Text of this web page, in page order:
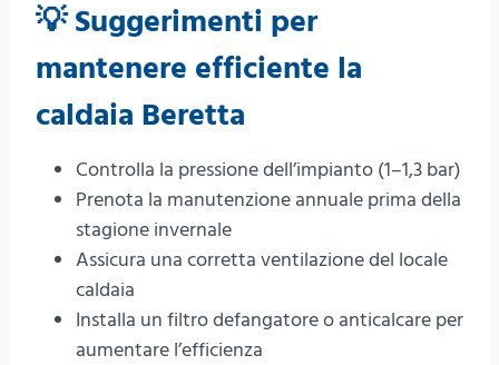
💡 Suggerimenti per
mantenere efficiente la
caldaia Beretta
Controlla la pressione dell’impianto (1–1,3 bar)
Prenota la manutenzione annuale prima della
stagione invernale
Assicura una corretta ventilazione del locale
caldaia
Installa un filtro defangatore o anticalcare per
aumentare l’efficienza